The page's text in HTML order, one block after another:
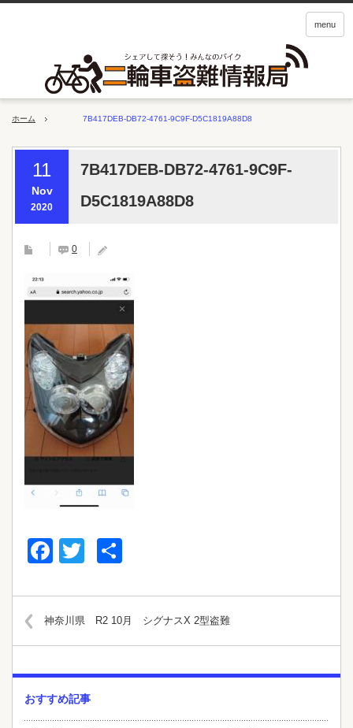
menu
ホーム 7B417DEB-DB72-4761-9C9F-D5C1819A88D8
11
Nov
2020
7B417DEB-DB72-4761-9C9F-
D5C1819A88D8
0
Facebook
Twitter
神奈川県 R2 10月 シグナスX 2型盗難
おすすめ記事